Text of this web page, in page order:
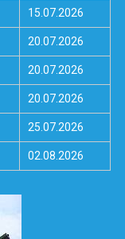
15.07.2026
20.07.2026
20.07.2026
20.07.2026
25.07.2026
02.08.2026